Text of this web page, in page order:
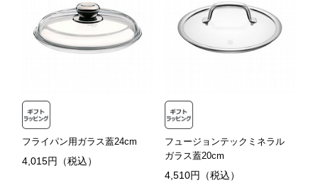
フライパン用ガラス蓋24cm
4,015円（税込）
フュージョンテックミネラル
ガラス蓋20cm
4,510円（税込）